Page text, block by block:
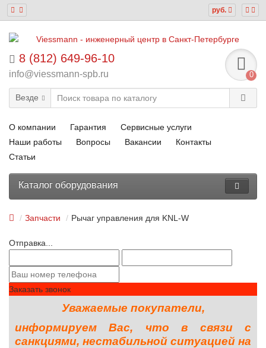
руб.
8 (812) 649-96-10
info@viessmann-spb.ru 0
Везде
О компании Гарантия
Сервисные услуги
Наши работы
Вопросы Вакансии
Контакты
Статьи
Каталог оборудования
Запчасти Рычаг управления для KNL-W
Отправка...
Заказать звонок
Уважаемые покупатели,
информируем Вас, что в связи с
санкциями, нестабильной ситуацией на